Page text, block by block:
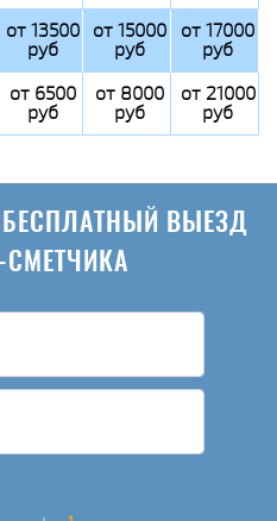
от 13500
руб
от 15000
руб
от 17000
руб
от 6500
руб
от 8000
руб
от 21000
руб
БЕСПЛАТНЫЙ ВЫЕЗД
СМЕТЧИКА